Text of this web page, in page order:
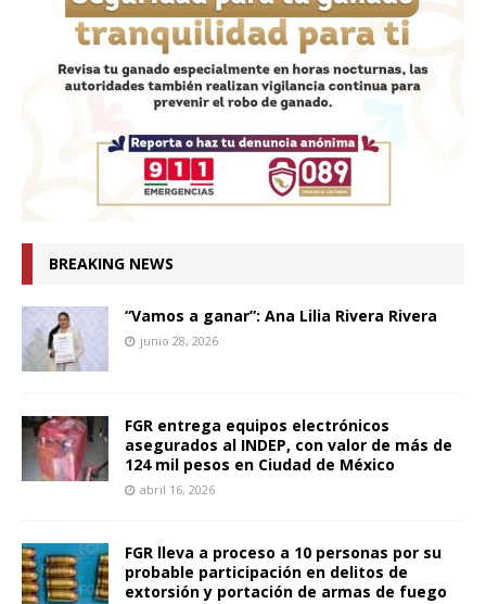
BREAKING NEWS
“Vamos a ganar”: Ana Lilia Rivera Rivera
junio 28, 2026
FGR entrega equipos electrónicos
asegurados al INDEP, con valor de más de
124 mil pesos en Ciudad de México
abril 16, 2026
FGR lleva a proceso a 10 personas por su
probable participación en delitos de
extorsión y portación de armas de fuego